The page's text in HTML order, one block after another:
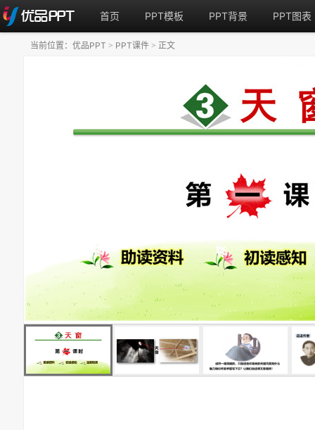
首页 PPT模板 PPT背景 PPT图表
当前位置： 优品PPT > PPT课件 > 正文